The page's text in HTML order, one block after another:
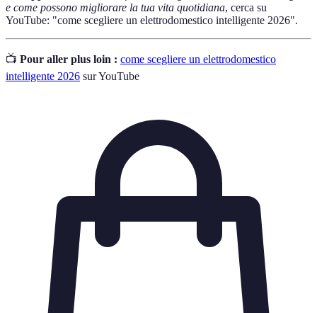
e come possono migliorare la tua vita quotidiana, cerca su
YouTube: "come scegliere un elettrodomestico intelligente 2026".
📺 Pour aller plus loin : come scegliere un elettrodomestico
intelligente 2026 sur YouTube